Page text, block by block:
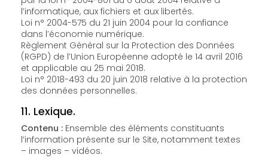
l’informatique, aux fichiers et aux libertés.
Loi n° 2004-575 du 21 juin 2004 pour la confiance
dans l’économie numérique.
Règlement Général sur la Protection des Données
(RGPD) de l’Union Européenne adopté le 14 avril 2016
et applicable au 25 mai 2018.
Loi n° 2018-493 du 20 juin 2018 relative à la protection
des données personnelles.
11. Lexique.
Contenu : Ensemble des éléments constituants
l’information présente sur le Site, notamment textes
– images – vidéos.